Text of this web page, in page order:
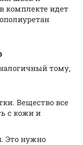
комплекте идет
тому,
Вещество все
с кожи и
Это нужно